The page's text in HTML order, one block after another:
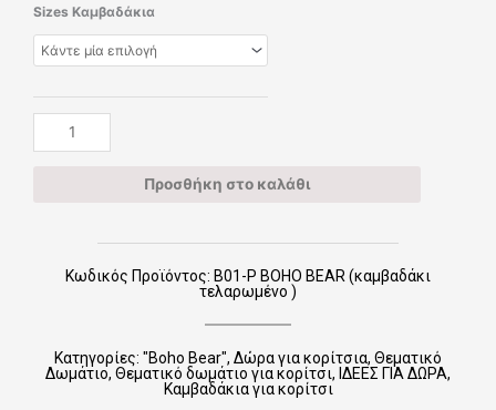
Sizes Καμβαδάκια
Β01-
Ρ
BOHO
τελαρωμένο
)
Προσθήκη στο καλάθι
Κωδικός Προϊόντος: Β01-Ρ BOHO BEAR (καμβαδάκι
τελαρωμένο )
Κατηγορίες: "Boho Bear", Δώρα για κορίτσια, Θεματικό
Δωμάτιο, Θεματικό δωμάτιο για κορίτσι, ΙΔΕΕΣ ΓΙΑ ΔΩΡΑ,
Καμβαδάκια για κορίτσι